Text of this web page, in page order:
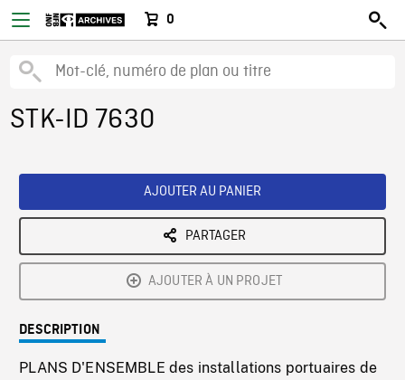
0
STK-ID 7630
AJOUTER AU PANIER
PARTAGER
AJOUTER À UN PROJET
DESCRIPTION
PLANS D'ENSEMBLE des installations portuaires de